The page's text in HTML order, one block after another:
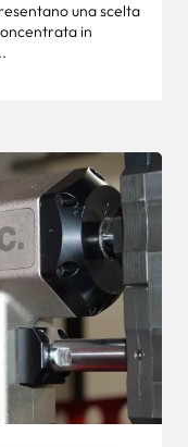
una scelta
in